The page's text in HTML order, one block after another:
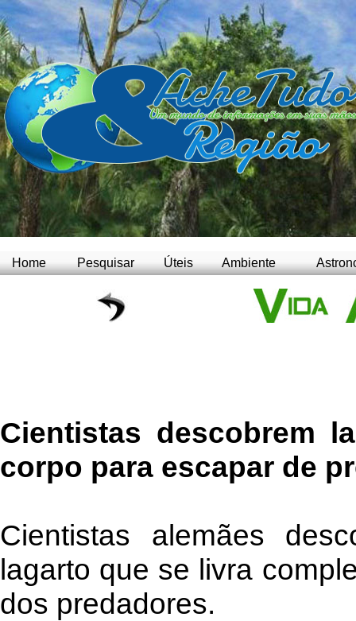
Home Pesquisar Úteis Ambiente
Cientistas descobrem
corpo para escapar de
Cientistas alemães
lagarto que se livra
dos predadores.